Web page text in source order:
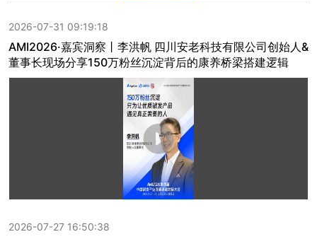
2026-07-31 09:19:18
AMI2026·嘉宾洞察丨李洪帆 四川安老科技有限公司创始人&
董事长现场分享150万粉丝沉淀背后的康养桥梁搭建逻辑
2026-07-27 16:50:38